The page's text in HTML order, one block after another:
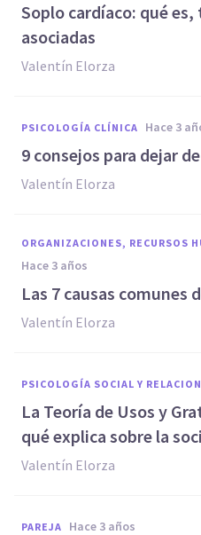
Soplo cardíaco: qué
asociadas
Valentín Elorza
PSICOLOGÍA CLÍNICA hace 3
9 consejos para dejar
Valentín Elorza
ORGANIZACIONES, RECURSOS
hace 3 años
Las 7 causas comunes
Valentín Elorza
PSICOLOGÍA SOCIAL Y
La Teoría de Usos y
qué explica sobre la
Valentín Elorza
PAREJA hace 3 años